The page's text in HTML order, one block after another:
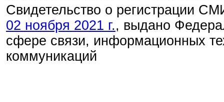
Свидетельство о регистрации
02 ноября 2021 г., выдано
сфере связи, информационных
коммуникаций